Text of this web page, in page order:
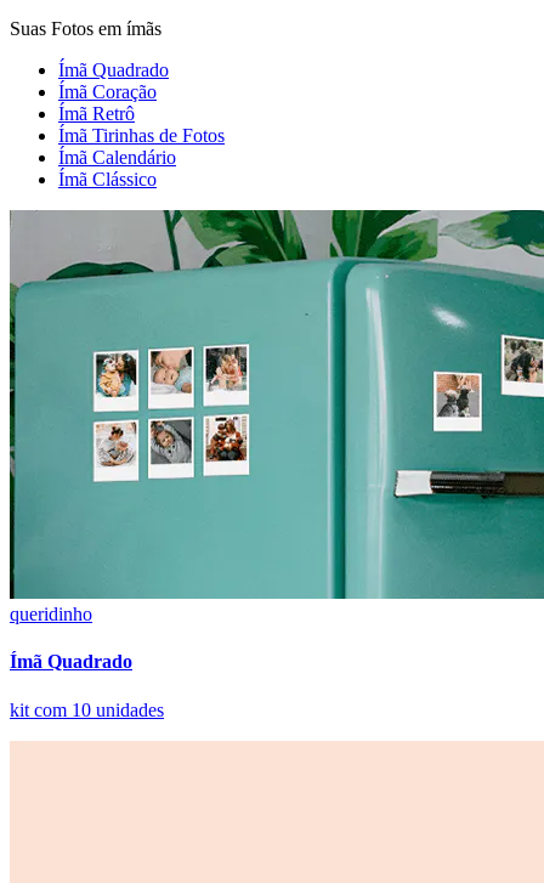
Suas Fotos em ímãs
Ímã Quadrado
Ímã Coração
Ímã Retrô
Ímã Tirinhas de Fotos
Ímã Calendário
Ímã Clássico
queridinho
Ímã Quadrado
kit com 10 unidades